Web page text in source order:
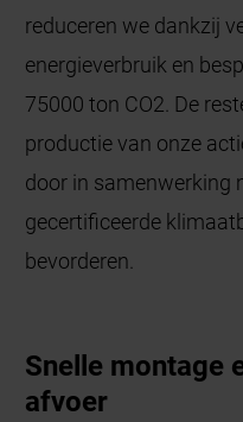
reduceren we dankzij
energieverbruik en
75000 ton CO2. De
productie van onze
door in samenwerking
gecertificeerde
bevorderen.
Snelle montage
afvoer